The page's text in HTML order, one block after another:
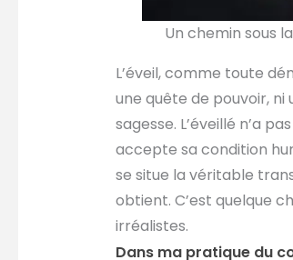
Un chemin sous
L’éveil, comme toute
une quête de pouvoir, ni
sagesse. L’éveillé n’a
accepte sa condition
se situe la véritable
obtient. C’est quelque
irréalistes.
Dans ma pratique du